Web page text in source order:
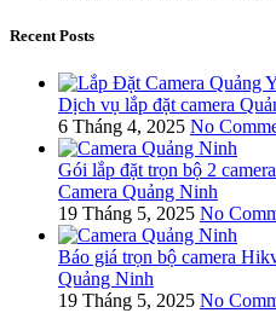
Recent Posts
Dịch vụ lắp đặt camera
6 Tháng 4, 2025 No
Gói lắp đặt trọn bộ 2
Camera Quảng Ninh
19 Tháng 5, 2025 No
Báo giá trọn bộ camera
Quảng Ninh
19 Tháng 5, 2025 No